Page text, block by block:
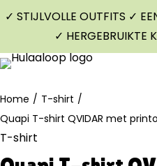
✓ STIJLVOLLE OUTFITS ✓
✓ HERGEBRUIKTE
Home / T-shirt /
Quapi T-shirt QVIDAR met
T-shirt